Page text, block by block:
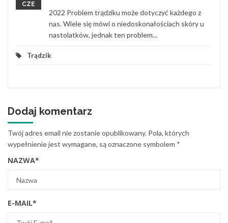
CZE
2022 Problem trądziku może dotyczyć każdego z
nas. Wiele się mówi o niedoskonałościach skóry u
nastolatków, jednak ten problem...
Trądzik
Dodaj komentarz
Twój adres email nie zostanie opublikowany. Pola, których
wypełnienie jest wymagane, są oznaczone symbolem *
NAZWA*
E-MAIL*